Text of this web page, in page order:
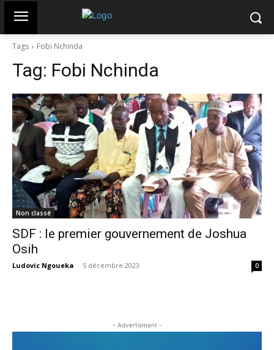
Tags Fobi Nchinda
Tag: Fobi Nchinda
Non classé
SDF : le premier gouvernement de Joshua
Osih
Ludovic Ngoueka - 5 décembre 2023 0
- Advertisment -